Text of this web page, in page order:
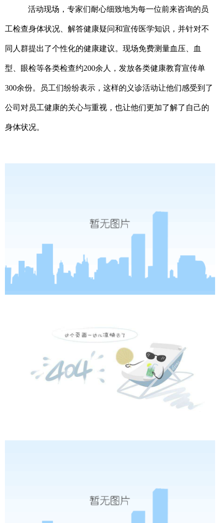
活动现场，专家们耐心细致地为每一位前来咨询的员
工检查身体状况、解答健康疑问和宣传医学知识，并针对不
同人群提出了个性化的健康建议。现场免费测量血压、血
型、眼检等各类检查约200余人，发放各类健康教育宣传单
300余份。员工们纷纷表示，这样的义诊活动让他们感受到了
公司对员工健康的关心与重视，也让他们更加了解了自己的
身体状况。